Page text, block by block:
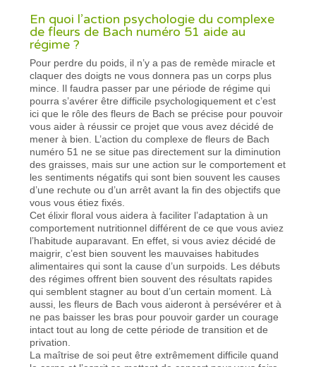
En quoi l’action psychologie du complexe
de fleurs de Bach numéro 51 aide au
régime ?
Pour perdre du poids, il n’y a pas de remède miracle et
claquer des doigts ne vous donnera pas un corps plus
mince. Il faudra passer par une période de régime qui
pourra s’avérer être difficile psychologiquement et c’est
ici que le rôle des fleurs de Bach se précise pour pouvoir
vous aider à réussir ce projet que vous avez décidé de
mener à bien. L’action du complexe de fleurs de Bach
numéro 51 ne se situe pas directement sur la diminution
des graisses, mais sur une action sur le comportement et
les sentiments négatifs qui sont bien souvent les causes
d’une rechute ou d’un arrêt avant la fin des objectifs que
vous vous étiez fixés.
Cet élixir floral vous aidera à faciliter l’adaptation à un
comportement nutritionnel différent de ce que vous aviez
l’habitude auparavant. En effet, si vous aviez décidé de
maigrir, c’est bien souvent les mauvaises habitudes
alimentaires qui sont la cause d’un surpoids. Les débuts
des régimes offrent bien souvent des résultats rapides
qui semblent stagner au bout d’un certain moment. Là
aussi, les fleurs de Bach vous aideront à persévérer et à
ne pas baisser les bras pour pouvoir garder un courage
intact tout au long de cette période de transition et de
privation.
La maîtrise de soi peut être extrêmement difficile quand